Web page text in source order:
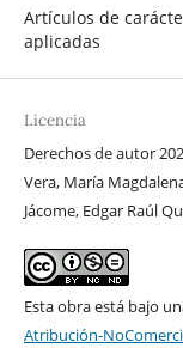
Artículos de
aplicadas
Licencia
Derechos de autor
Vera, María
Jácome, Edgar Raúl
Esta obra está bajo
Atribución-